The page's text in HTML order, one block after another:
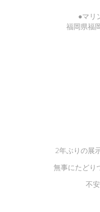
●マリ
福岡県福
2年ぶりの展
無事にたどり
不